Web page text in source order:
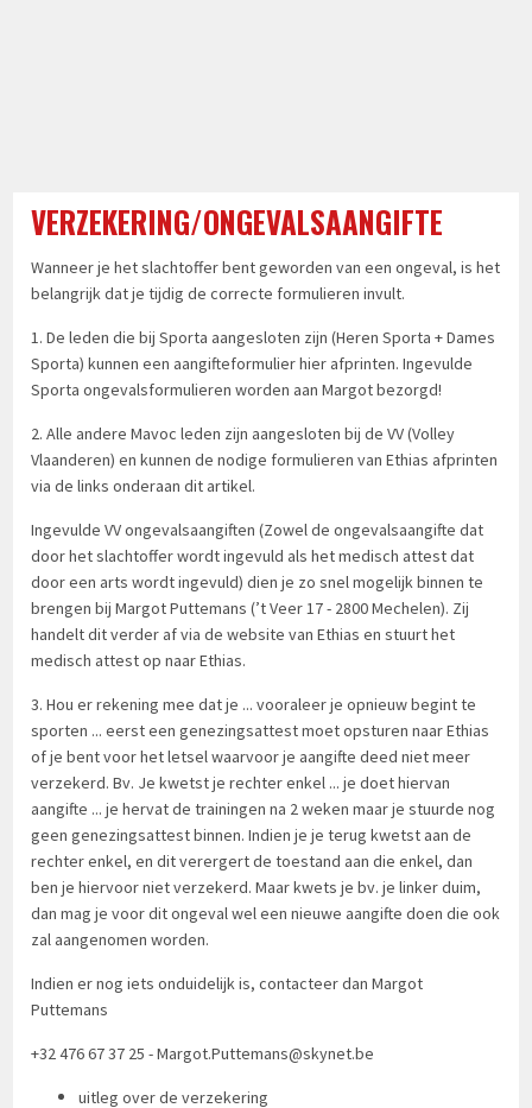
VERZEKERING/ONGEVALSAANGIFTE
Wanneer je het slachtoffer bent geworden van een ongeval, is het
belangrijk dat je tijdig de correcte formulieren invult.
1. De leden die bij Sporta aangesloten zijn (Heren Sporta + Dames
Sporta) kunnen een aangifteformulierhier afprinten. Ingevulde
Sporta ongevalsformulieren worden aan Margot bezorgd!
2. Alle andere Mavoc leden zijn aangesloten bij de VV (Volley
Vlaanderen) en kunnen de nodige formulieren van Ethias afprinten
via de links onderaan dit artikel.
Ingevulde VV ongevalsaangiften (Zowel de ongevalsaangifte dat
door het slachtoffer wordt ingevuld als het medisch attest dat
door een arts wordt ingevuld) dien je zo snel mogelijk binnen te
brengen bij Margot Puttemans (’t Veer 17 - 2800 Mechelen). Zij
handelt dit verder af via de website van Ethias en stuurt het
medisch attest op naar Ethias.
3. Hou er rekening mee dat je ... vooraleer je opnieuw begint te
sporten ... eerst een genezingsattest moet opsturen naar Ethias
of je bent voor het letsel waarvoor je aangifte deed niet meer
verzekerd. Bv. Je kwetst je rechter enkel ... je doet hiervan
aangifte ... je hervat de trainingen na 2 weken maar je stuurde nog
geen genezingsattest binnen. Indien je je terug kwetst aan de
rechter enkel, en dit verergert de toestand aan die enkel, dan
ben je hiervoor niet verzekerd. Maar kwets je bv. je linker duim,
dan mag je voor dit ongeval wel een nieuwe aangifte doen die ook
zal aangenomen worden.
Indien er nog iets onduidelijk is, contacteer dan Margot
Puttemans
+32 476 67 37 25 -Margot.Puttemans@skynet.be
uitleg over de verzekering